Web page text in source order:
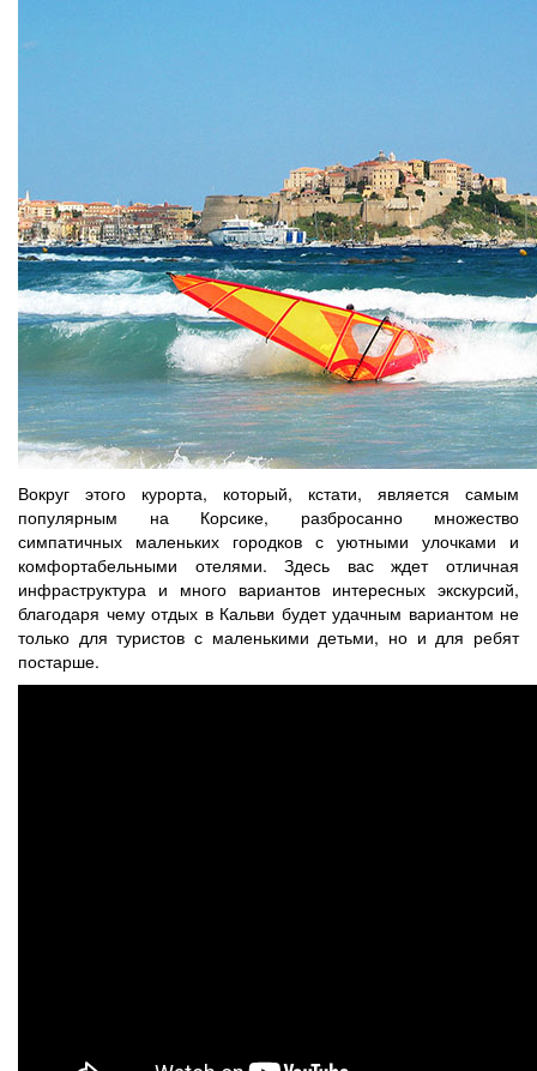
Вокруг этого курорта, который, кстати, является самым
популярным на Корсике, разбросанно множество
симпатичных маленьких городков с уютными улочками и
комфортабельными отелями. Здесь вас ждет отличная
инфраструктура и много вариантов интересных экскурсий,
благодаря чему отдых в Кальви будет удачным вариантом не
только для туристов с маленькими детьми, но и для ребят
постарше.